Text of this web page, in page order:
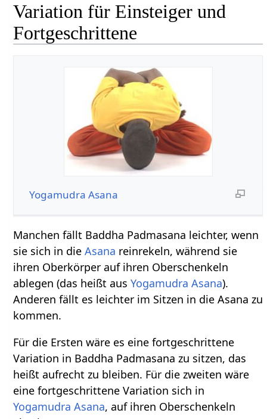
Variation für Einsteiger und
Fortgeschrittene
Yogamudra Asana
Manchen fällt Baddha Padmasana leichter, wenn
sie sich in dieAsana reinrekeln, während sie
ihren Oberkörper auf ihren Oberschenkeln
ablegen (das heißt ausYogamudra Asana).
Anderen fällt es leichter im Sitzen in die Asana zu
kommen.
Für die Ersten wäre es eine fortgeschrittene
Variation in Baddha Padmasana zu sitzen, das
heißt aufrecht zu bleiben. Für die zweiten wäre
eine fortgeschrittene Variation sich in
Yogamudra Asana, auf ihren Oberschenkeln